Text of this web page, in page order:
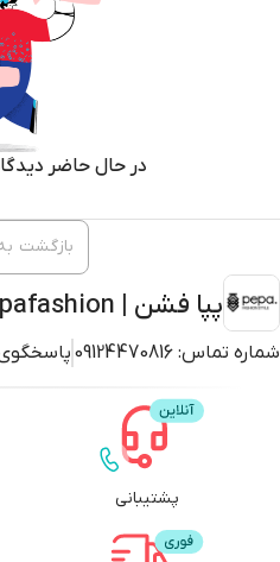
در حال حاضر
پپا فشن | Pepafashion
شماره تماس: 09124470816
بازگشت به
پشتیبانی